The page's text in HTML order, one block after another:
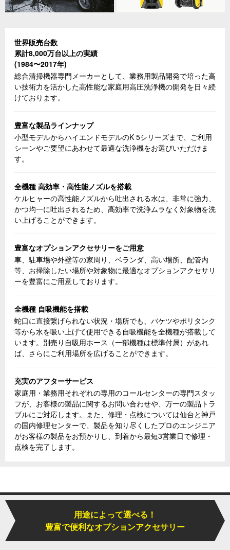
世界販売台数
累計8,000万台以上の実績
(1984〜2017年)
総合清掃機器専門メーカーとして、業務用製品開発で培った高
い技術力を活かした高性能な家庭用高圧洗浄機の開発を日々続
けております。
豊富な製品ラインナップ
小型モデルからハイエンドモデルのK 5シリーズまで、ご利用
シーンやご要望にあわせて最適な洗浄機をお選びいただけま
す。
全機種 高効率・高性能ノズルを搭載
ケルヒャーの高性能ノズルから吐出される水は、非常に強力、
かつ均一に吐出されるため、高効率で洗浄ムラなく対象物を洗
い上げることができます。
豊富なオプションアクセサリーをご用意
車、駐車場や外壁等の家周り、ベランダ、高い場所、配管内
等、お掃除したい場所や対象物に最適なオプションアクセサリ
ーを豊富にご用意しております。
全機種 自吸機能を搭載
蛇口に直接繋げられない状況・場所でも、バケツやポリタンク
等から水を吸い上げて使用できる自吸機能を全機種が搭載して
います。別売り自吸用ホース（一部機種は標準付属）があれ
ば、さらにご利用場所を広げることができます。
充実のアフターサービス
家庭用・業務用それぞれの専用のコールセンターの専門スタッ
フが、お客様の製品に関するお問い合わせや、万一の製品トラ
ブルにご対応します。また、修理・点検については仙台と神戸
の国内修理センターで、製品を知り尽くしたプロのエンジニア
がお客様の製品をお預かりし、到着から最短3営業日で修理・
点検を完了します。
用途によって選べる！
豊富で便利なオプションアクセサリー